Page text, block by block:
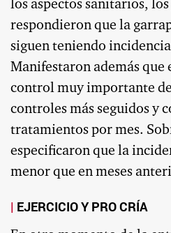
los aspectos sanitarios,
respondieron que la
siguen teniendo
Manifestaron además que
control muy importante
controles más seguidos y
tratamientos por mes.
especificaron que la
menor que en meses
EJERCICIO Y PRO CRÍA